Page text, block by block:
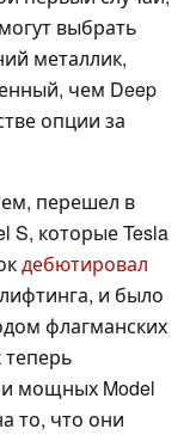
выбрать
металлик,
чем Deep
опции за
перешел в
S, которые Tesla
дебютировал
и было
флагманских
мощных Model
то, что они